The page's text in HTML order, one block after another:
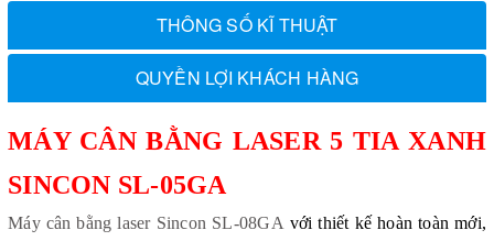
THÔNG SỐ KĨ THUẬT
QUYỀN LỢI KHÁCH HÀNG
MÁY CÂN BẰNG LASER 5 TIA XANH
SINCON SL-05GA
Máy cân bằng laser Sincon SL-08GA với thiết kế hoàn toàn mới,